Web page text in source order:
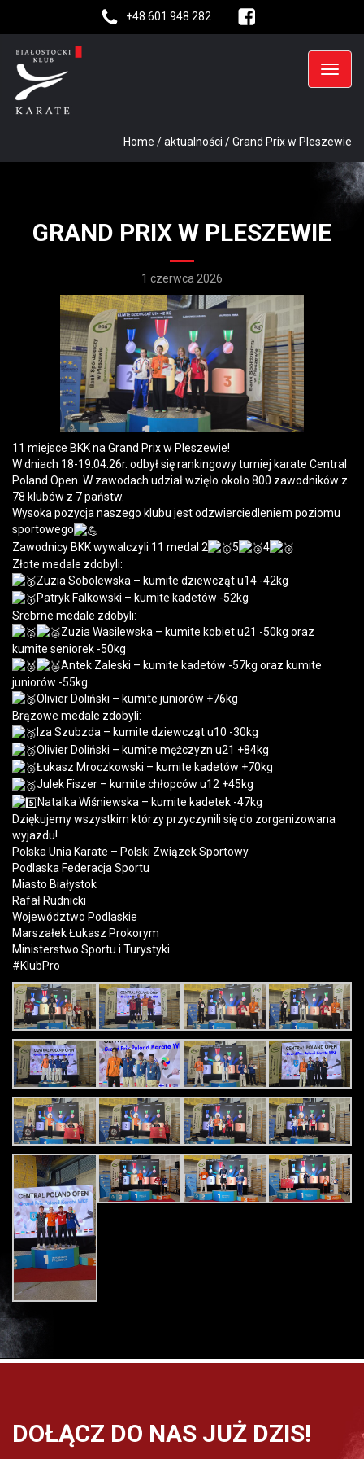
+48 601 948 282
Home /aktualności /Grand Prix w Pleszewie
GRAND PRIX W PLESZEWIE
1 czerwca 2026
11 miejsce BKK na Grand Prix w Pleszewie!
W dniach 18-19.04.26r. odbył się rankingowy turniej karate Central
Poland Open. W zawodach udział wzięło około 800 zawodników z
78 klubów z 7 państw.
Wysoka pozycja naszego klubu jest odzwierciedleniem poziomu
sportowego
Zawodnicy BKK wywalczyli 11 medal 2
5
4
Złote medale zdobyli:
Zuzia Sobolewska – kumite dziewcząt u14 -42kg
Patryk Falkowski – kumite kadetów -52kg
Srebrne medale zdobyli:
Zuzia Wasilewska – kumite kobiet u21 -50kg oraz
kumite seniorek -50kg
Antek Zaleski – kumite kadetów -57kg oraz kumite
juniorów -55kg
Olivier Doliński – kumite juniorów +76kg
Brązowe medale zdobyli:
Iza Szubzda – kumite dziewcząt u10 -30kg
Olivier Doliński – kumite mężczyzn u21 +84kg
Łukasz Mroczkowski – kumite kadetów +70kg
Julek Fiszer – kumite chłopców u12 +45kg
Natalka Wiśniewska – kumite kadetek -47kg
Dziękujemy wszystkim którzy przyczynili się do zorganizowana
wyjazdu!
Polska Unia Karate – Polski Związek Sportowy
Podlaska Federacja Sportu
Miasto Białystok
Rafał Rudnicki
Województwo Podlaskie
Marszałek Łukasz Prokorym
Ministerstwo Sportu i Turystyki
#KlubPro
DOŁĄCZ DO NAS JUŻ DZIS!